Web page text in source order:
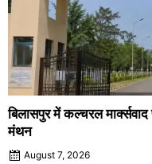
बिलासपुर में कल्चरल मार्क्सवाद
मंथन
August 7, 2026